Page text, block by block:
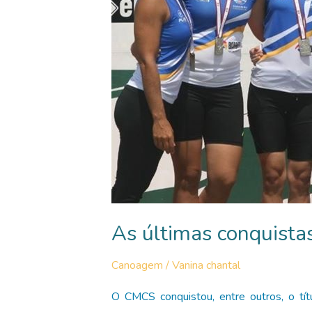
As últimas
Canoagem /Vanina chantal
O CMCS conquistou, entre outros, o